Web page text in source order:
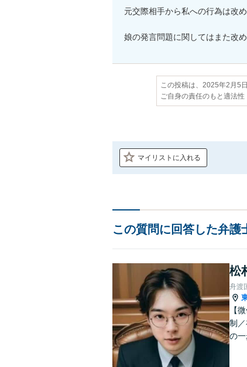
元交際相手から私への行為は改
娘の発言問題に関してはまた改
この投稿は、2025年2月5
ご自身の責任のもと適法
マイリストに入れる
この質問に回答した弁護
松
舟渡
【
制
の